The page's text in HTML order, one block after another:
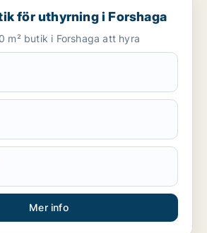
för uthyrning i Forshaga
m² butik i Forshaga att hyra
Mer info